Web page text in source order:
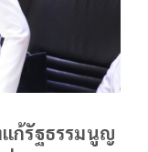
แก้รัฐธรรมนูญ